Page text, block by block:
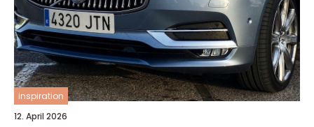
inspiration
12. April 2026